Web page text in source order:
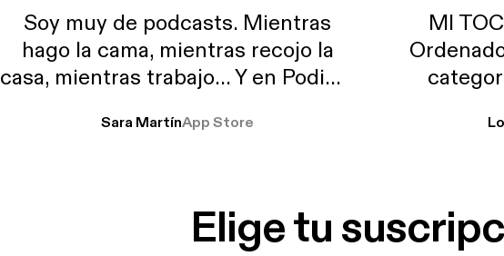
Soy muy de podcasts. Mientras
hago la cama, mientras recojo la
casa, mientras trabajo… Y en Podimo
encantan. De emprendimiento, de
Sara MartínApp Store
MI
Elige tu